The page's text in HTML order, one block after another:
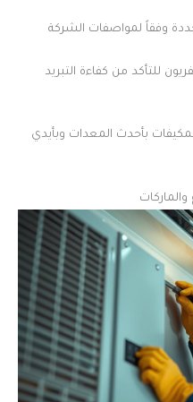
وفقاً لمواصفات الشركة
للتأكد من كفاءة التبريد
بأحدث المعدات وبأيدي